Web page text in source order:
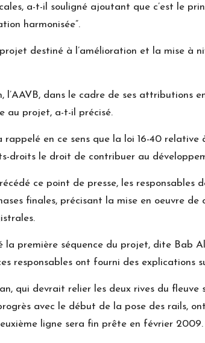
a-t-il souligné ajoutant que c’est le
harmonisée”.
destiné à l’amélioration et la mise à
dans le cadre de ses attributions
au projet, a-t-il précisé.
rappelé en ce sens que la loi 16-40
droits le droit de contribuer au
ce point de presse, les responsables
finales, précisant la mise en oeuvre
la première séquence du projet, dite Bab
responsables ont fourni des explications
qui devrait relier les deux rives du
avec le début de la pose des rails,
ligne sera fin prête en février 2009.